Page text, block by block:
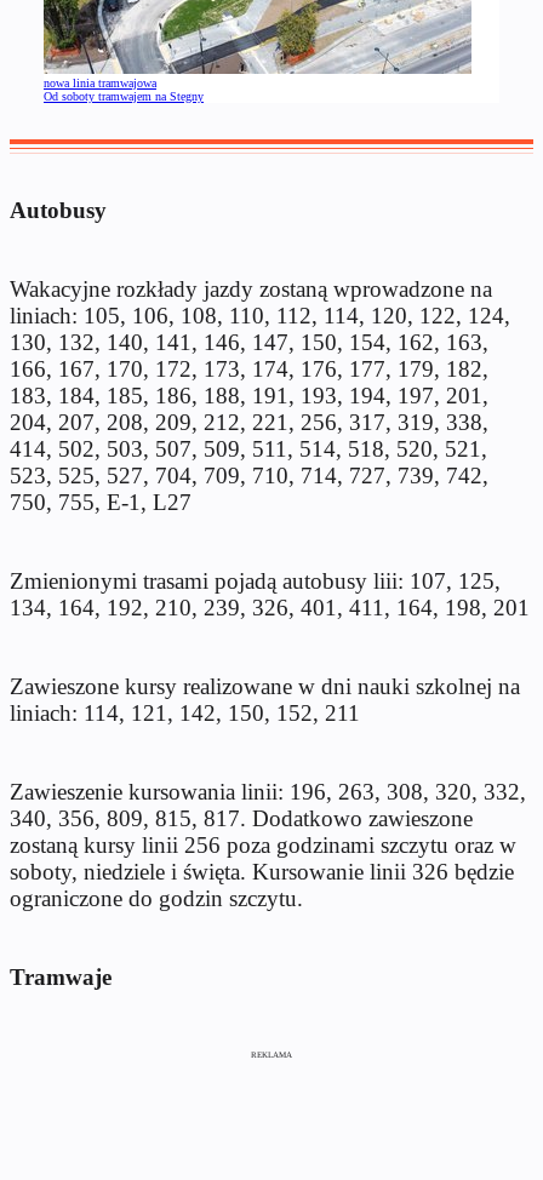
nowa linia tramwajowa
Od soboty tramwajem na Stegny
Autobusy
Wakacyjne rozkłady jazdy zostaną wprowadzone na
liniach: 105, 106, 108, 110, 112, 114, 120, 122, 124,
130, 132, 140, 141, 146, 147, 150, 154, 162, 163,
166, 167, 170, 172, 173, 174, 176, 177, 179, 182,
183, 184, 185, 186, 188, 191, 193, 194, 197, 201,
204, 207, 208, 209, 212, 221, 256, 317, 319, 338,
414, 502, 503, 507, 509, 511, 514, 518, 520, 521,
523, 525, 527, 704, 709, 710, 714, 727, 739, 742,
750, 755, E-1, L27
Zmienionymi trasami pojadą autobusy liii: 107, 125,
134, 164, 192, 210, 239, 326, 401, 411, 164, 198, 201
Zawieszone kursy realizowane w dni nauki szkolnej na
liniach: 114, 121, 142, 150, 152, 211
Zawieszenie kursowania linii: 196, 263, 308, 320, 332,
340, 356, 809, 815, 817. Dodatkowo zawieszone
zostaną kursy linii 256 poza godzinami szczytu oraz w
soboty, niedziele i święta. Kursowanie linii 326 będzie
ograniczone do godzin szczytu.
Tramwaje
REKLAMA